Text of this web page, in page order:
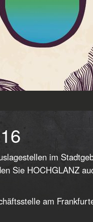
im
Sie HOCHGLANZ
am